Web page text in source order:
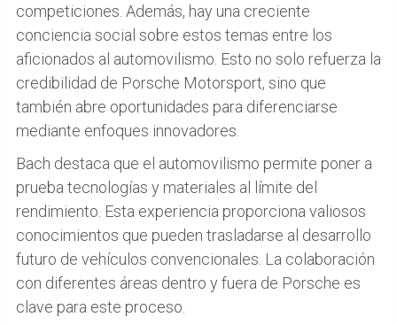
competiciones. Además, hay una creciente
conciencia social sobre estos temas entre los
aficionados al automovilismo. Esto no solo refuerza la
credibilidad de Porsche Motorsport, sino que
también abre oportunidades para diferenciarse
mediante enfoques innovadores.
Bach destaca que el automovilismo permite poner a
prueba tecnologías y materiales al límite del
rendimiento. Esta experiencia proporciona valiosos
conocimientos que pueden trasladarse al desarrollo
futuro de vehículos convencionales. La colaboración
con diferentes áreas dentro y fuera de Porsche es
clave para este proceso.